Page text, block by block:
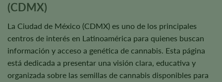
(CDMX)
La Ciudad de México (CDMX) es uno de los principales
centros de interés en Latinoamérica para quienes buscan
información y acceso a genética de cannabis. Esta página
está dedicada a presentar una visión clara, educativa y
organizada sobre las semillas de cannabis disponibles para